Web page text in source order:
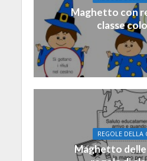
Maghetto con
classe
REGOLE DELLA
Maghetto delle